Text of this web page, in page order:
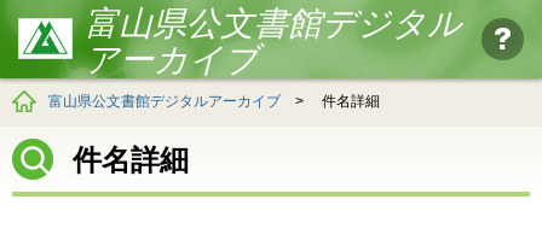
富山県公文書館デジタル
アーカイブ
富山県公文書館デジタルアーカイブ > 件名詳細
件名詳細